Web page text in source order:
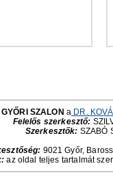
GYŐRI SZALON a DR.
Felelős szerkesztő:
Szerkesztők: SZABÓ
9021 Győr,
az oldal teljes tartalmát